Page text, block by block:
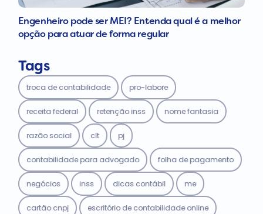
Engenheiro pode ser MEI? Entenda qual é a melhor
opção para atuar de forma regular
Tags
troca de contabilidade pro-labore
receita federal retenção inss nome fantasia
razão social clt pj
contabilidade para advogado folha de pagamento
negócios inss dicas contábil me
cartão cnpj escritório de contabilidade online